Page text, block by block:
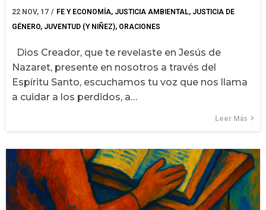
22 NOV, 17 / FE Y ECONOMÍA JUSTICIA AMBIENTAL JUSTICIA DE
GÉNERO JUVENTUD (Y NIÑEZ) ORACIONES
Dios Creador, que te revelaste en Jesús de
Nazaret, presente en nosotros a través del
Espíritu Santo, escuchamos tu voz que nos llama
a cuidar a los perdidos, a…
Leer Más